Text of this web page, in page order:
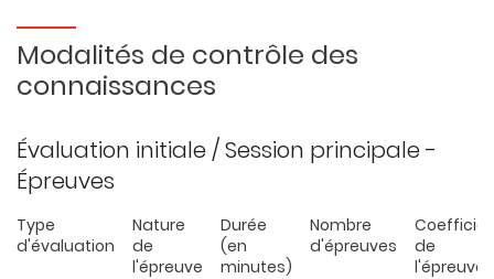
Modalités de contrôle des
connaissances
Évaluation initiale / Session principale -
Épreuves
Type
d'évaluation
Nature
de
l'épreuve
Durée
(en
minutes)
Nombre
d'épreuves
de
l'épreuve